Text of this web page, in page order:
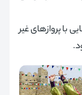
با پروازهای غیر